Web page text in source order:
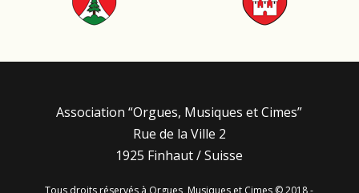
Association “Orgues, Musiques et Cimes”
Rue de la Ville 2
1925 Finhaut / Suisse